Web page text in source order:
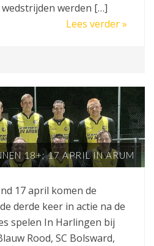
werden […]
Lees verder »
18+; 17 APRIL IN ARUM
17 april komen de
derde keer in actie na de
spelen In Harlingen bij
Rood, SC Bolsward,